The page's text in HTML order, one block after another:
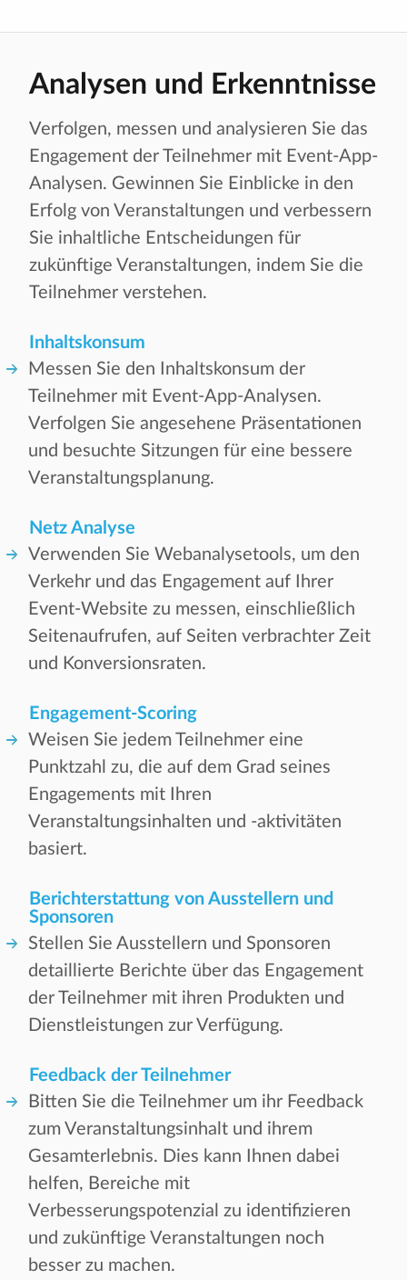
Analysen und Erkenntnisse
Verfolgen, messen und analysieren Sie das
Engagement der Teilnehmer mit Event-App-
Analysen. Gewinnen Sie Einblicke in den
Erfolg von Veranstaltungen und verbessern
Sie inhaltliche Entscheidungen für
zukünftige Veranstaltungen, indem Sie die
Teilnehmer verstehen.
Inhaltskonsum
Messen Sie den Inhaltskonsum der
Teilnehmer mit Event-App-Analysen.
Verfolgen Sie angesehene Präsentationen
und besuchte Sitzungen für eine bessere
Veranstaltungsplanung.
Netz Analyse
Verwenden Sie Webanalysetools, um den
Verkehr und das Engagement auf Ihrer
Event-Website zu messen, einschließlich
Seitenaufrufen, auf Seiten verbrachter Zeit
und Konversionsraten.
Engagement-Scoring
Weisen Sie jedem Teilnehmer eine
Punktzahl zu, die auf dem Grad seines
Engagements mit Ihren
Veranstaltungsinhalten und -aktivitäten
basiert.
Berichterstattung von Ausstellern und
Sponsoren
Stellen Sie Ausstellern und Sponsoren
detaillierte Berichte über das Engagement
der Teilnehmer mit ihren Produkten und
Dienstleistungen zur Verfügung.
Feedback der Teilnehmer
Bitten Sie die Teilnehmer um ihr Feedback
zum Veranstaltungsinhalt und ihrem
Gesamterlebnis. Dies kann Ihnen dabei
helfen, Bereiche mit
Verbesserungspotenzial zu identifizieren
und zukünftige Veranstaltungen noch
besser zu machen.